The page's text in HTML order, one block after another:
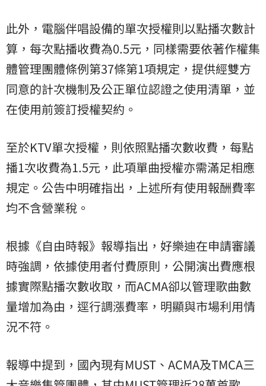
此外，電腦伴唱設備的單次授權則以點播次數計
算，每次點播收費為0.5元，同樣需要依著作權集
體管理團體條例第37條第1項規定，提供經雙方
同意的計次機制及公正單位認證之使用清單，並
在使用前簽訂授權契約。
至於KTV單次授權，則依照點播次數收費，每點
播1次收費為1.5元，此項單曲授權亦需滿足相應
規定。公告中明確指出，上述所有使用報酬費率
均不含營業稅。
根據《自由時報》報導指出，好樂迪在申請審議
時強調，依據使用者付費原則，公開演出費應根
據實際點播次數收取，而ACMA卻以管理歌曲數
量增加為由，逕行調漲費率，明顯與市場利用情
況不符。
報導中提到，國內現有MUST、ACMA及TMCA三